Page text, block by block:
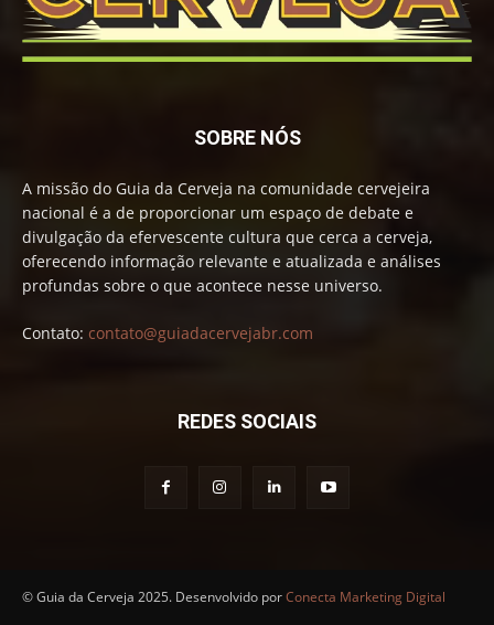
SOBRE NÓS
A missão do Guia da Cerveja na comunidade cervejeira
nacional é a de proporcionar um espaço de debate e
divulgação da efervescente cultura que cerca a cerveja,
oferecendo informação relevante e atualizada e análises
profundas sobre o que acontece nesse universo.
Contato: contato@guiadacervejabr.com
REDES SOCIAIS
© Guia da Cerveja 2025. Desenvolvido porConecta Marketing Digital